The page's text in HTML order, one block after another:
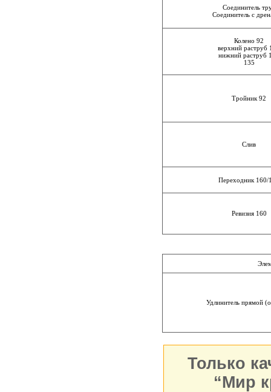
Соединитель
Соединитель с
Колено 92
верхний раструб
нижний раструб
135
Тройник 92
Слив
Переходник 160/
Ревизия 160
Удлинитель прямой
Только
“Мир